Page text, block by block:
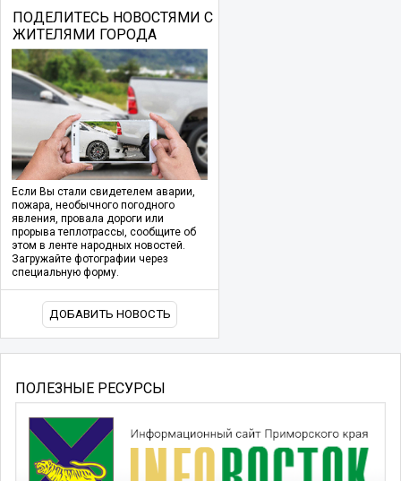
ПОДЕЛИТЕСЬ НОВОСТЯМИ С
ЖИТЕЛЯМИ ГОРОДА
Если Вы стали свидетелем аварии,
пожара, необычного погодного
явления, провала дороги или
прорыва теплотрассы, сообщите об
этом в ленте народных новостей.
Загружайте фотографии через
специальную форму.
ДОБАВИТЬ НОВОСТЬ
ПОЛЕЗНЫЕ РЕСУРСЫ